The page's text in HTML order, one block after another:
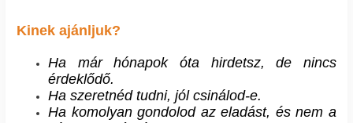
Kinek ajánljuk?
Ha már hónapok óta hirdetsz, de nincs
érdeklődő.
Ha szeretnéd tudni, jól csinálod-e.
Ha komolyan gondolod az eladást, és nem a